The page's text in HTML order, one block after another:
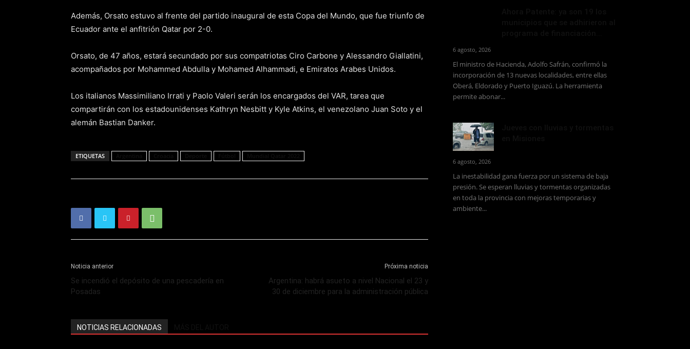
Además, Orsato estuvo al frente del partido inaugural de esta Copa del Mundo, que fue triunfo de
Ecuador ante el anfitrión Qatar por 2-0.
Orsato, de 47 años, estará secundado por sus compatriotas Ciro Carbone y Alessandro Giallatini,
acompañados por Mohammed Abdulla y Mohamed Alhammadi, e Emiratos Arabes Unidos.
Los italianos Massimiliano Irrati y Paolo Valeri serán los encargados del VAR, tarea que
compartirán con los estadounidenses Kathryn Nesbitt y Kyle Atkins, el venezolano Juan Soto y el
alemán Bastian Danker.
ETIQUETAS
Noticia anterior
Se incendió el depósito de una pescadería en
Posadas
Próxima noticia
Argentina: habrá asueto a nivel Nacional el 23 y
30 de diciembre para la administración pública
NOTICIAS RELACIONADAS
6 agosto, 2026
El ministro de Hacienda, Adolfo Safrán, confirmó la
incorporación de 13 nuevas localidades, entre ellas
Oberá, Eldorado y Puerto Iguazú. La herramienta
permite abonar...
6 agosto, 2026
La inestabilidad gana fuerza por un sistema de baja
presión. Se esperan lluvias y tormentas organizadas
en toda la provincia con mejoras temporarias y
ambiente...